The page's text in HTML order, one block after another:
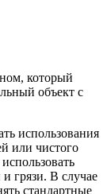
который
объект с
использования
или чистого
грязи. В случае
стандартные